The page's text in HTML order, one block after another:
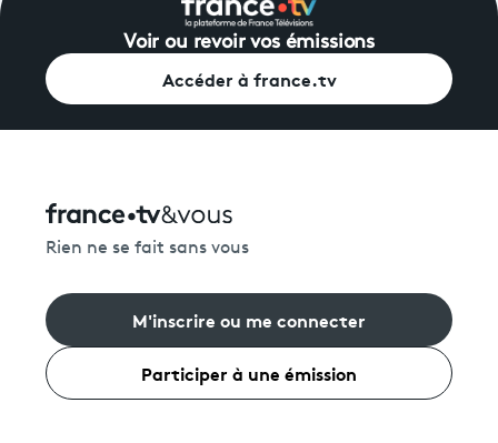
Voir ou revoir vos émissions
Accéder à france.tv
Rien ne se fait sans vous
M'inscrire ou me connecter
Participer à une émission